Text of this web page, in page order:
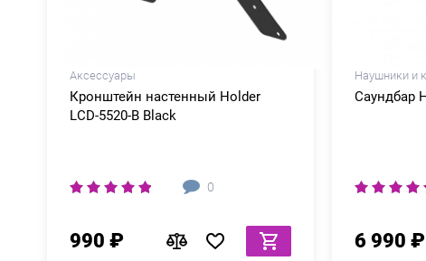
Аксессуары
Кронштейн настенный Holder
LCD-5520-B Black
0
990 ₽
Наушники и
Саундбар
6 990 ₽